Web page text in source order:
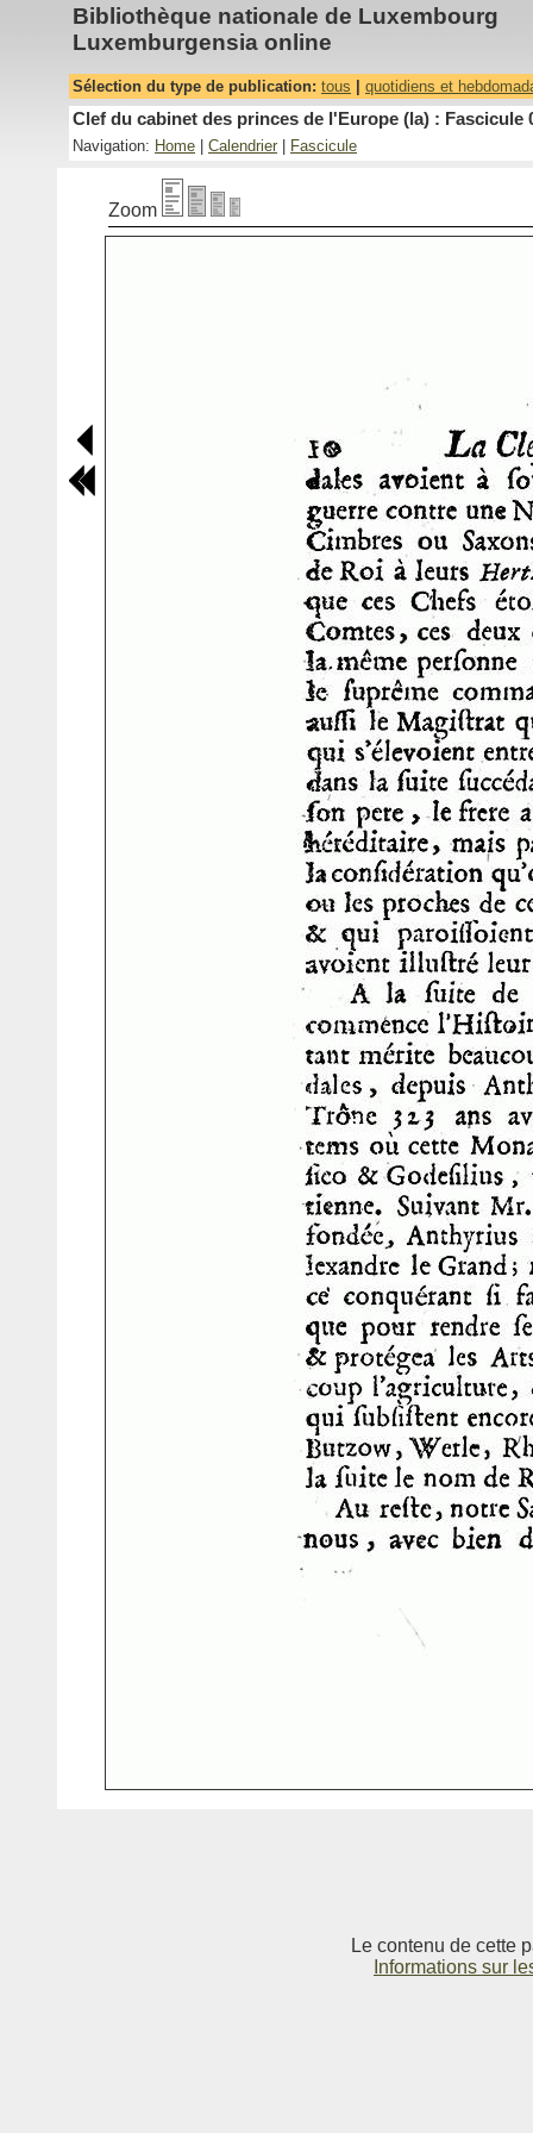
Bibliothèque nationale de Luxembourg
Luxemburgensia online
Sélection du type de publication: tous quotidiens et
Clef du cabinet des princes de l'Europe (la) : Fascicule
Navigation: Home Calendrier Fascicule
Zoom
Le contenu de cette
Informations sur